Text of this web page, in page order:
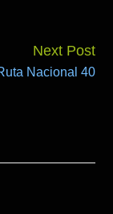
Next Post
Nacional 40